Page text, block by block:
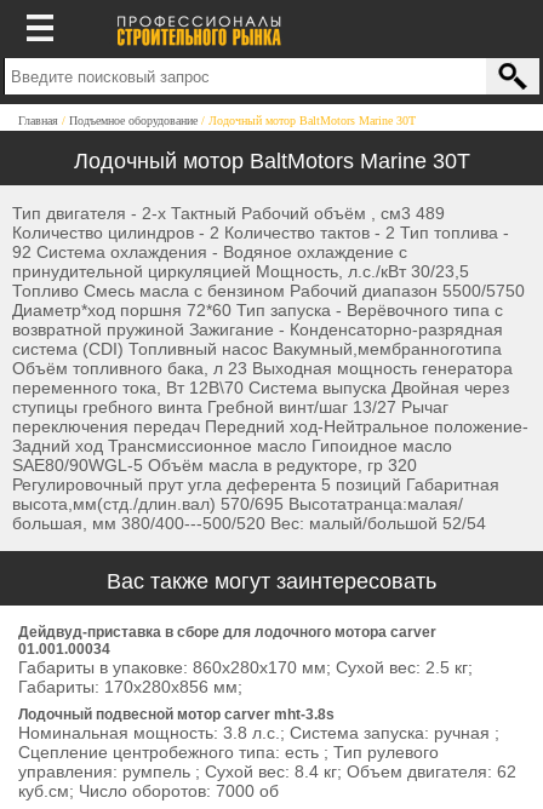
Главная Подъемное оборудование Лодочный мотор BaltMotors Marine 30Т
Лодочный мотор BaltMotors Marine 30Т
Тип двигателя - 2-х Тактный Рабочий объём , см3 489
Количество цилиндров - 2 Количество тактов - 2 Тип топлива -
92 Система охлаждения - Водяное охлаждение с
принудительной циркуляцией Мощность, л.с./кВт 30/23,5
Топливо Смесь масла с бензином Рабочий диапазон 5500/5750
Диаметр*ход поршня 72*60 Тип запуска - Верёвочного типа с
возвратной пружиной Зажигание - Конденсаторно-разрядная
система (CDI) Топливный насос Вакумный,мембранноготипа
Объём топливного бака, л 23 Выходная мощность генератора
переменного тока, Вт 12В\70 Система выпуска Двойная через
ступицы гребного винта Гребной винт/шаг 13/27 Рычаг
переключения передач Передний ход-Нейтральное положение-
Задний ход Трансмиссионное масло Гипоидное масло
SAE80/90WGL-5 Объём масла в редукторе, гр 320
Регулировочный прут угла деферента 5 позиций Габаритная
высота,мм(стд./длин.вал) 570/695 Высотатранца:малая/
большая, мм 380/400---500/520 Вес: малый/большой 52/54
Вас также могут заинтересовать
Дейдвуд-приставка в сборе для лодочного мотора carver
01.001.00034
Габариты в упаковке: 860х280х170 мм; Сухой вес: 2.5 кг;
Габариты: 170х280х856 мм;
Лодочный подвесной мотор carver mht-3.8s
Номинальная мощность: 3.8 л.с.; Система запуска: ручная ;
Сцепление центробежного типа: есть ; Тип рулевого
управления: румпель ; Сухой вес: 8.4 кг; Объем двигателя: 62
куб.см; Число оборотов: 7000 об